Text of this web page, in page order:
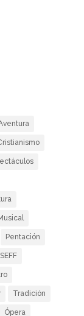
Pentación
SEFF
Tradición
Ópera